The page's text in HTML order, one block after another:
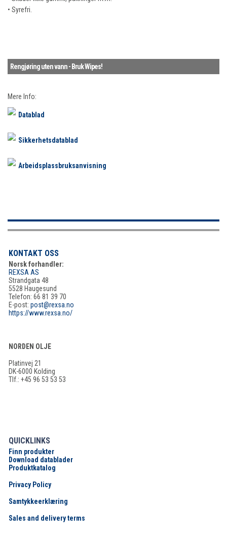
• Syrefri.
Rengjøring uten vann - Bruk Wipes!
Mere Info:
Datablad
Sikkerhetsdatablad
Arbeidsplassbruksanvisning
KONTAKT OSS
Norsk forhandler:
REXSA AS
Strandgata 48
5528 Haugesund
Telefon: 66 81 39 70
E-post: post@rexsa.no
https://www.rexsa.no/
NORDEN OLJE
Platinvej 21
DK-6000 Kolding
Tlf.: +45 96 53 53 53
QUICKLINKS
Finn produkter
Download datablader
Produktkatalog
Privacy Policy
Samtykkeerklæring
Sales and delivery terms